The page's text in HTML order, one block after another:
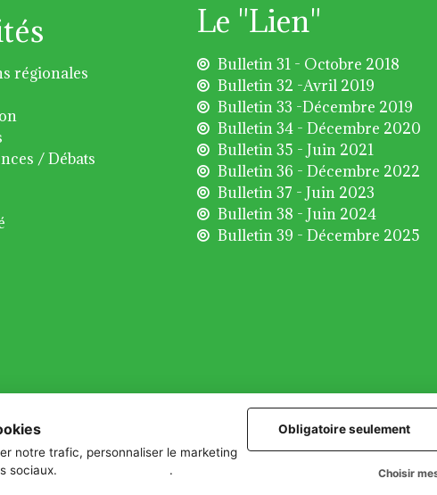
régionales
/ Débats
Le "Lien"
Bulletin 31 - Octobre 2018
Bulletin 32 -Avril 2019
Bulletin 33 -Décembre 2019
Bulletin 34 - Décembre 2020
Bulletin 35 - Juin 2021
Bulletin 36 - Décembre 2022
Bulletin 37 - Juin 2023
Bulletin 38 - Juin 2024
Bulletin 39 - Décembre 2025
notre trafic, personnaliser le marketing
sociaux.
.
Obligatoire seulement
Choisir